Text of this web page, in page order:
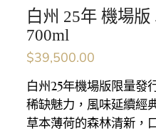
白州 25年 機場
700ml
$39,500.00
白州25年機場版限量發
稀缺魅力，風味延續經
草本薄荷的森林清新，